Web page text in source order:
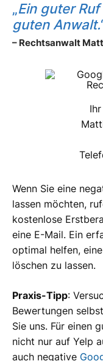
„Ein guter
guten Anwalt.
– Rechtsanwalt
Wenn Sie eine
lassen möchten,
kostenlose
eine E-Mail. Ein
optimal helfen,
löschen zu lassen.
Praxis-Tipp:
Bewertungen
Sie uns. Für einen
nicht nur auf Yelp
auch negative